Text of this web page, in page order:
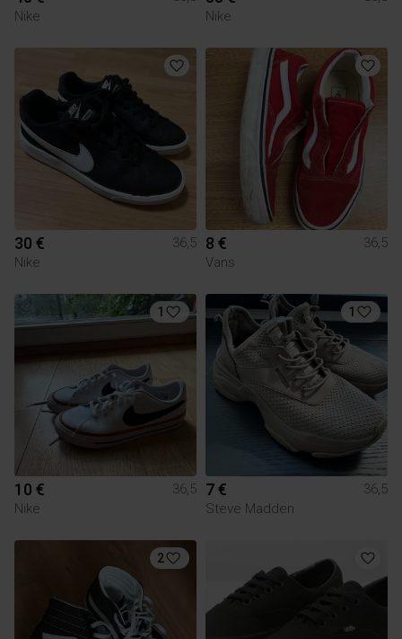
Nike
Nike
30 €
36,5
Nike
8 €
36,5
Vans
1
10 €
36,5
Nike
1
7 €
36,5
Steve Madden
2